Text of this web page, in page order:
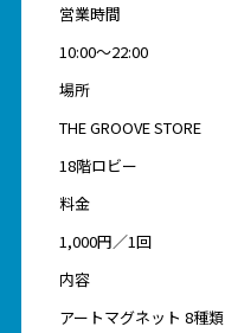
営業時間
10:00～22:00
場所
THE GROOVE STORE
18階ロビー
料金
1,000円／1回
内容
アートマグネット 8種類